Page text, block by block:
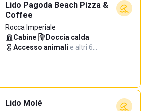
Lido Pagoda Beach Pizza &
Coffee
Rocca Imperiale
Cabine· Doccia calda·
Accesso animali·e altri 6…
Lido Molé